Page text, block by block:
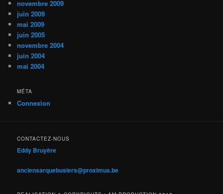
novembre 2009
juin 2009
mai 2009
juin 2005
novembre 2004
juin 2004
mai 2004
MÉTA
Connexion
CONTACTEZ-NOUS
Eddy Bruyère
anciensarquebusiers@proximus.be